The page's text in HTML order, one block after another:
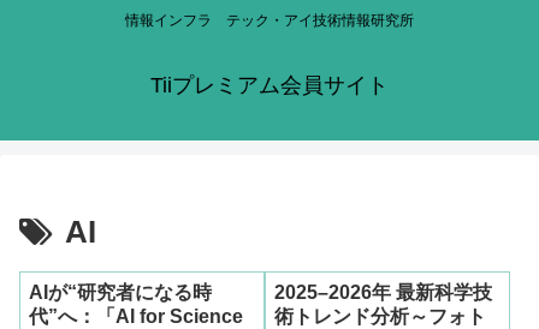
情報インフラ テック・アイ技術情報研究所
Tiiプレミアム会員サイト
AI
AIが“研究者になる時
代”へ：「AI for Science
2025–2026年 最新科学技
術トレンド分析～フォト